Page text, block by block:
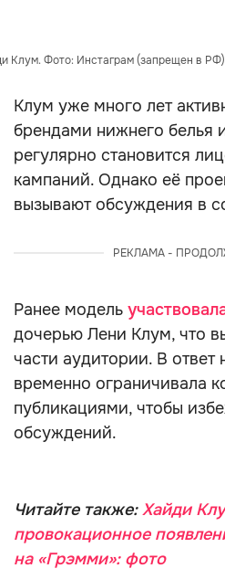
Клум. Фото: Инстаграм (запрещен в
Клум уже много лет
брендами нижнего белья
регулярно становится
кампаний. Однако её
вызывают обсуждения в
РЕКЛАМА -
Ранее модель
дочерью Лени Клум, что
части аудитории. В ответ
временно ограничивала
публикациями, чтобы
обсуждений.
Читайте также:Хайди
провокационное
на «Грэмми»: фото